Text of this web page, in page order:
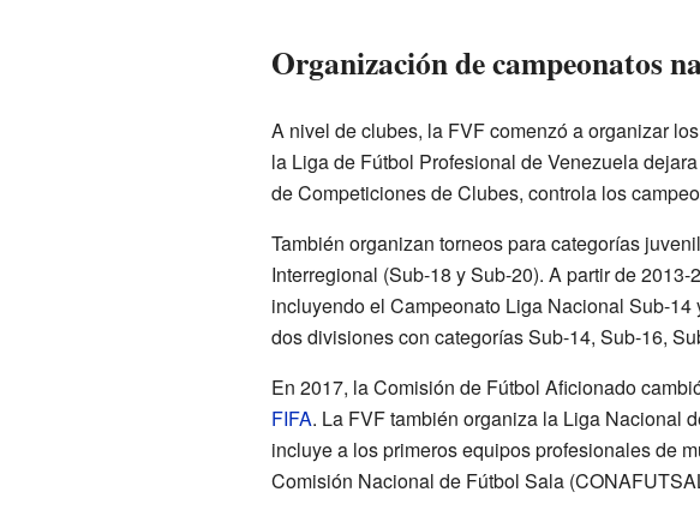
Organización de campeonatos
A nivel de clubes, la FVF comenzó a organizar
la Liga de Fútbol Profesional de Venezuela
de Competiciones de Clubes, controla los
También organizan torneos para categorías
Interregional (Sub-18 y Sub-20). A partir de
incluyendo el Campeonato Liga Nacional Sub-
dos divisiones con categorías Sub-14, Sub-16,
En 2017, la Comisión de Fútbol Aficionado
FIFA. La FVF también organiza la Liga Nacional
incluye a los primeros equipos profesionales de
Comisión Nacional de Fútbol Sala